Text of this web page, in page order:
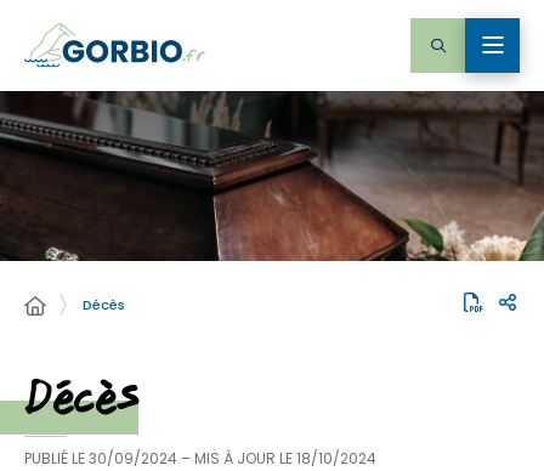
Décès
Décès
PUBLIÉ LE30/09/2024 – MIS À JOUR LE18/10/2024